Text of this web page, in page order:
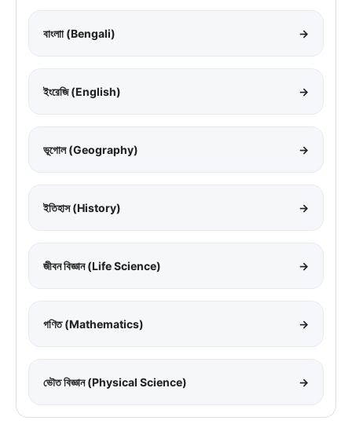
বাংলাা (Bengali) →
ইংরেজি (English) →
ভূগোল (Geography) →
ইতিহাস (History) →
জীবন বিজ্ঞান (Life Science) →
গণিত (Mathematics) →
ভৌত বিজ্ঞান (Physical Science) →